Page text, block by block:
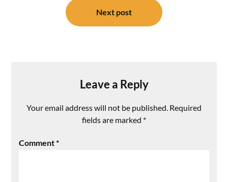
Next post
Leave a Reply
Your email address will not be published. Required
fields are marked *
Comment*